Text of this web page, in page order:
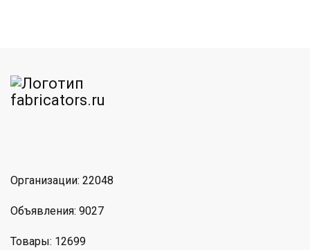
Организации: 22048
Объявления: 9027
Товары: 12699